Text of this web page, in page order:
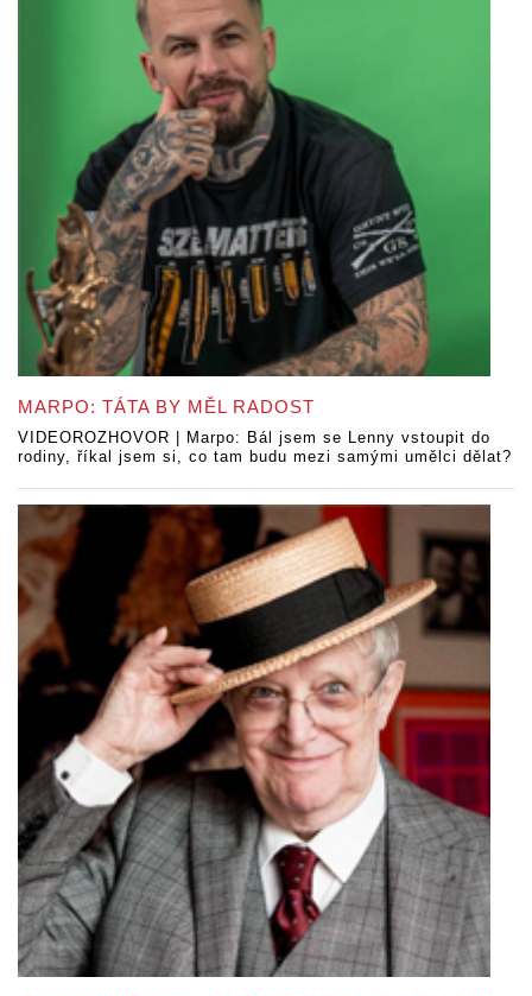
MARPO: TÁTA BY MĚL RADOST
VIDEOROZHOVOR | Marpo: Bál jsem se Lenny vstoupit do
rodiny, říkal jsem si, co tam budu mezi samými umělci dělat?